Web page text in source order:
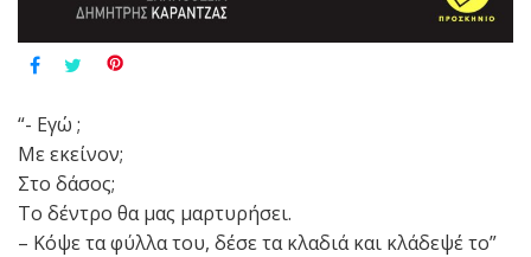
“- Εγώ ;
Με εκείνον;
Στο δάσος;
Το δέντρο θα μας μαρτυρήσει.
– Κόψε τα φύλλα του, δέσε τα κλαδιά και κλάδεψέ το”